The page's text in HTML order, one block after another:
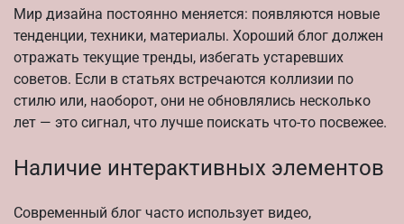
Мир дизайна постоянно меняется: появляются новые
тенденции, техники, материалы. Хороший блог должен
отражать текущие тренды, избегать устаревших
советов. Если в статьях встречаются коллизии по
стилю или, наоборот, они не обновлялись несколько
лет — это сигнал, что лучше поискать что-то посвежее.
Наличие интерактивных элементов
Современный блог часто использует видео,